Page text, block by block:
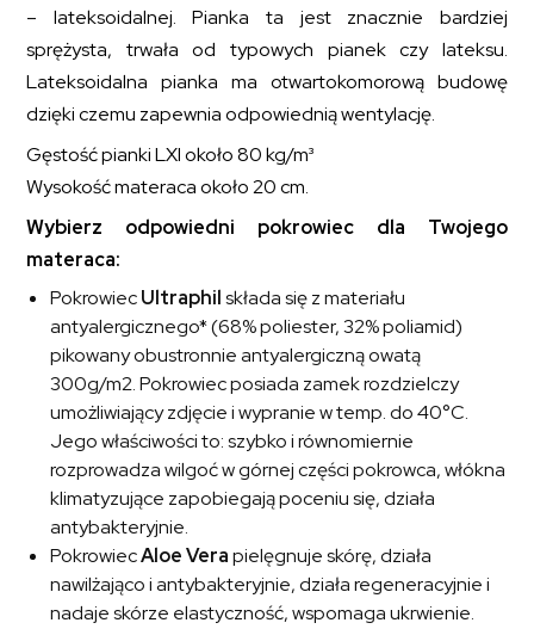
– lateksoidalnej. Pianka ta jest znacznie bardziej
sprężysta, trwała od typowych pianek czy lateksu.
Lateksoidalna pianka ma otwartokomorową budowę
dzięki czemu zapewnia odpowiednią wentylację.
Gęstość pianki LXI około 80 kg/m³
Wysokość materaca około 20 cm.
Wybierz odpowiedni pokrowiec dla Twojego
materaca:
PokrowiecUltraphilskłada się z materiału
antyalergicznego* (68% poliester, 32% poliamid)
pikowany obustronnie antyalergiczną owatą
300g/m2. Pokrowiec posiada zamek rozdzielczy
umożliwiający zdjęcie i wypranie w temp. do 40°C.
Jego właściwości to: szybko i równomiernie
rozprowadza wilgoć w górnej części pokrowca, włókna
klimatyzujące zapobiegają poceniu się, działa
antybakteryjnie.
PokrowiecAloe Verapielęgnuje skórę, działa
nawilżająco i antybakteryjnie, działa regeneracyjnie i
nadaje skórze elastyczność, wspomaga ukrwienie.